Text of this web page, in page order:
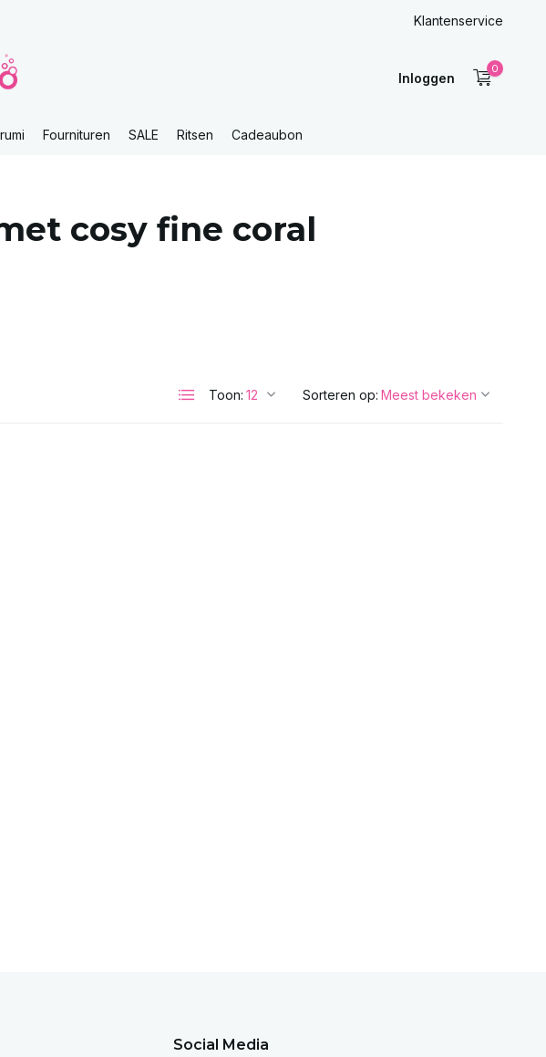
Klantenservice
Inloggen
0
Fournituren SALE Ritsen Cadeaubon
cosy fine coral
Toon: Sorteren op:
Social Media